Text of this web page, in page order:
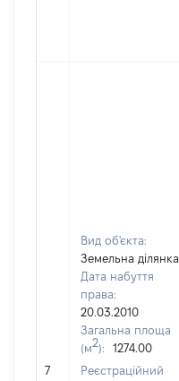
7
Вид об'єкта:
Земельна ділянка
Дата набуття
права:
20.03.2010
Загальна площа
(м2):
1274.00
Реєстраційний